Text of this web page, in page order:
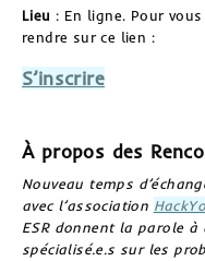
Lieu : En ligne. Pour
rendre sur ce lien :
S’inscrire
À propos des
Nouveau temps
avec l’association
ESR donnent la parole à
spécialisé.e.s sur les